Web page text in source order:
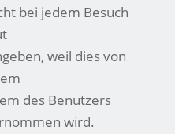
bei jedem Besuch
weil dies von
des Benutzers
wird.